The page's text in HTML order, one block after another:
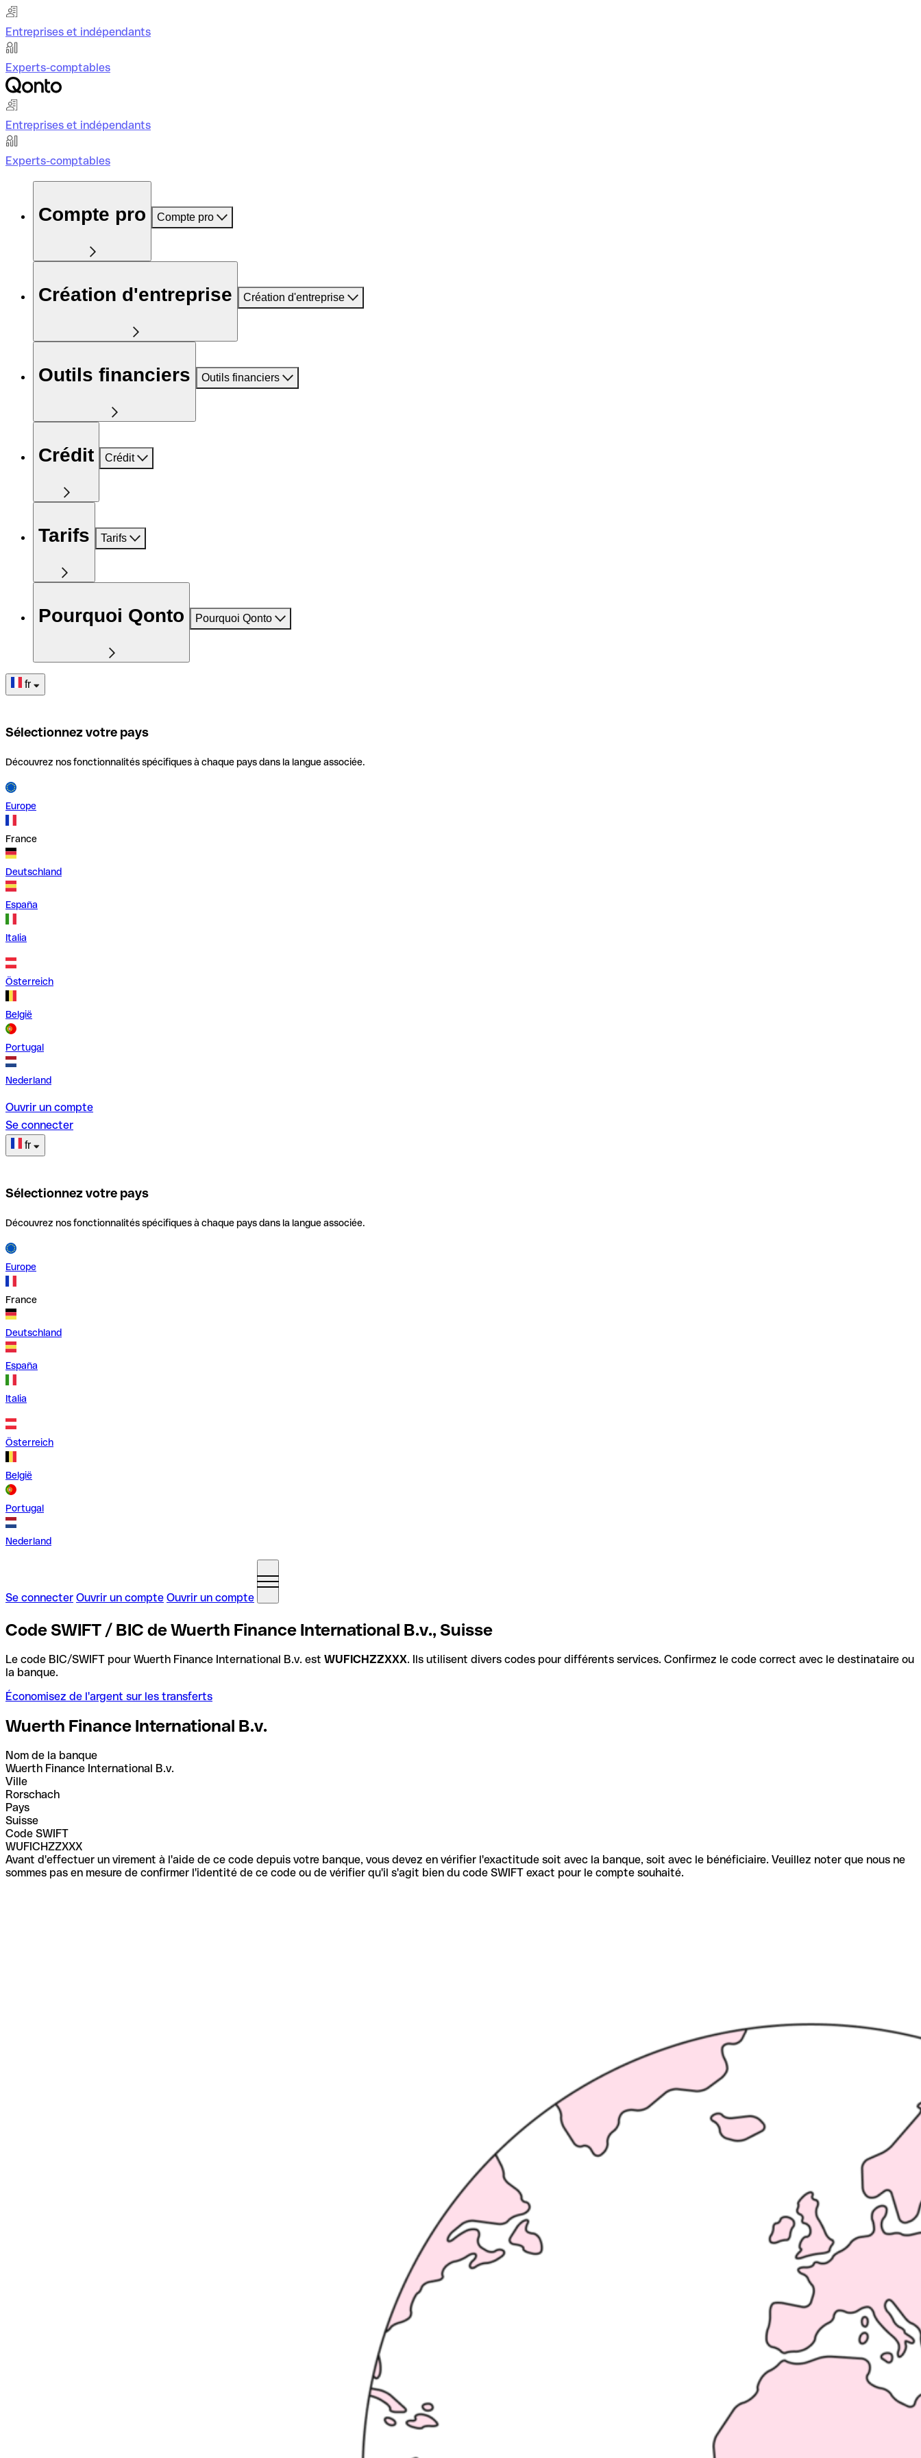
Entreprises et indépendants
Experts-comptables
Entreprises et indépendants
Experts-comptables
Compte pro Compte pro
Création d'entreprise Création d'entreprise
Outils financiers Outils financiers
Crédit Crédit
Tarifs Tarifs
Pourquoi Qonto Pourquoi Qonto
fr
Sélectionnez votre pays
Découvrez nos fonctionnalités spécifiques à chaque pays dans la langue associée.
Europe
France
Deutschland
España
Italia
Österreich
België
Portugal
Nederland
Ouvrir un compte
Se connecter
fr
Sélectionnez votre pays
Découvrez nos fonctionnalités spécifiques à chaque pays dans la langue associée.
Europe
France
Deutschland
España
Italia
Österreich
België
Portugal
Nederland
Se connecter Ouvrir un compte Ouvrir un compte
Code SWIFT / BIC de Wuerth Finance International B.v., Suisse
Le code BIC/SWIFT pour Wuerth Finance International B.v. est WUFICHZZXXX. Ils utilisent divers codes pour différents services. Confirmez le code correct avec le destinataire ou
la banque.
Économisez de l'argent sur les transferts
Wuerth Finance International B.v.
Nom de la banque
Wuerth Finance International B.v.
Ville
Rorschach
Pays
Suisse
Code SWIFT
WUFICHZZXXX
Avant d'effectuer un virement à l'aide de ce code depuis votre banque, vous devez en vérifier l'exactitude soit avec la banque, soit avec le bénéficiaire. Veuillez noter que nous ne
sommes pas en mesure de confirmer l'identité de ce code ou de vérifier qu'il s'agit bien du code SWIFT exact pour le compte souhaité.